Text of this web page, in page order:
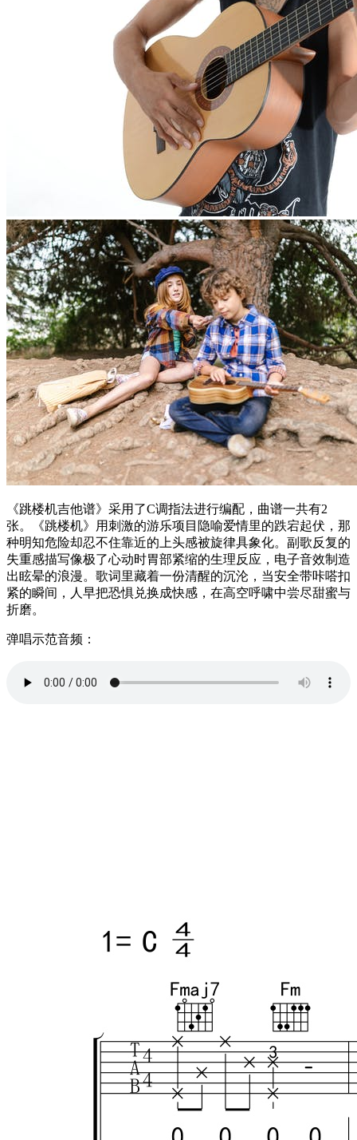
《跳楼机吉他谱》采用了C调指法进行编配，曲谱一共有2
张。《跳楼机》用刺激的游乐项目隐喻爱情里的跌宕起伏，那
种明知危险却忍不住靠近的上头感被旋律具象化。副歌反复的
失重感描写像极了心动时胃部紧缩的生理反应，电子音效制造
出眩晕的浪漫。歌词里藏着一份清醒的沉沦，当安全带咔嗒扣
紧的瞬间，人早把恐惧兑换成快感，在高空呼啸中尝尽甜蜜与
折磨。
弹唱示范音频：